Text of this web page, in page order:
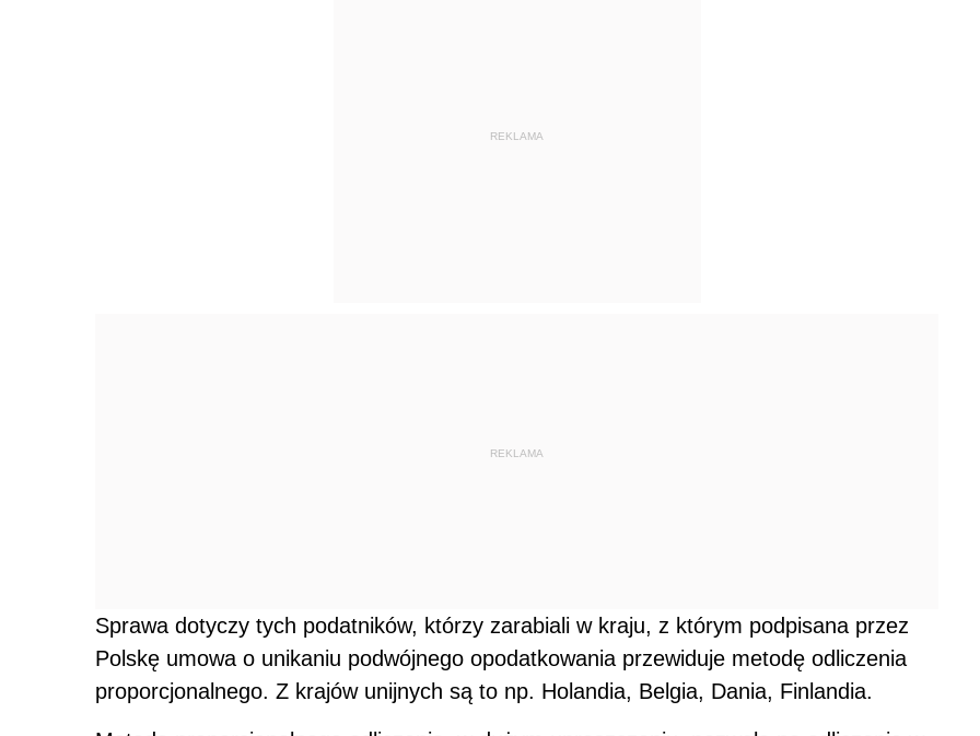
REKLAMA
REKLAMA
Sprawa dotyczy tych podatników, którzy zarabiali w kraju, z którym podpisana przez
Polskę umowa o unikaniu podwójnego opodatkowania przewiduje metodę odliczenia
proporcjonalnego. Z krajów unijnych są to np. Holandia, Belgia, Dania, Finlandia.